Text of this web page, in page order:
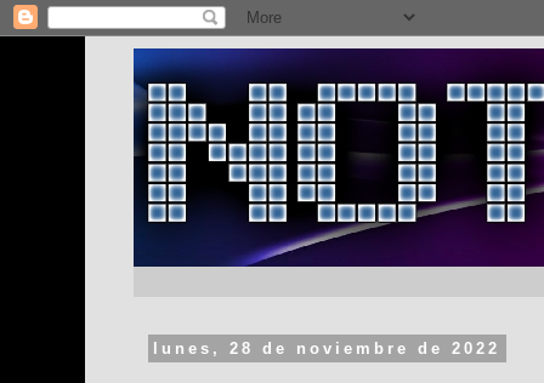
lunes, 28 de noviembre de 2022